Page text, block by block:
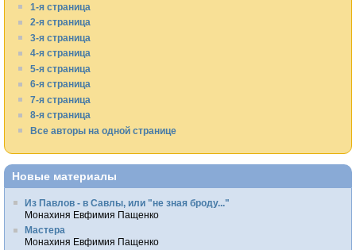
1-я страница
2-я страница
3-я страница
4-я страница
5-я страница
6-я страница
7-я страница
8-я страница
Все авторы на одной странице
Новые материалы
Из Павлов - в Савлы, или "не зная броду..."
Монахиня Евфимия Пащенко
Мастера
Монахиня Евфимия Пащенко